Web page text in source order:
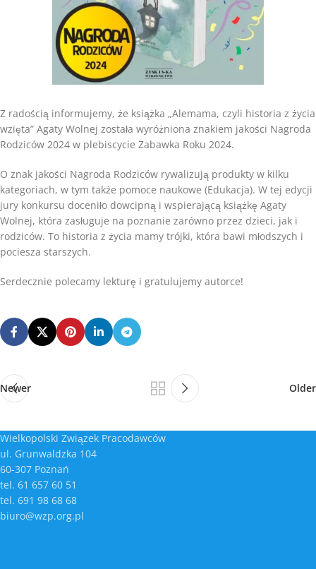
Z radością informujemy, że książka „Alemama, czyli historia z życia
wzięta” Agaty Wolnej została wyróżniona znakiem jakości Nagroda
Rodziców 2024 w plebiscycie Zabawka Roku 2024.
O znak jakości Nagroda Rodziców rywalizują produkty w kilku
kategoriach, w tym także pomoce naukowe (Edukacja). W tej edycji
jury konkursu doceniło dowcipną i wspierającą książkę Agaty
Wolnej, która zasługuje na poznanie zarówno przez dzieci, jak i
rodziców. To historia z życia mamy trójki, która bawi młodszych i
pociesza starszych.
Serdecznie polecamy lekturę i gratulujemy autorce!
Newer Older
Wielkopolski Związek Pracodawców
ul. Grunwaldzka 104
60-307 Poznań
tel. 61 657 60 51
tel. 691 98 68 68
biuro@wzp.org.pl